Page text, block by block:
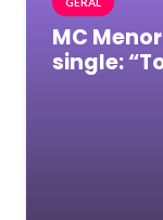
MC
single: